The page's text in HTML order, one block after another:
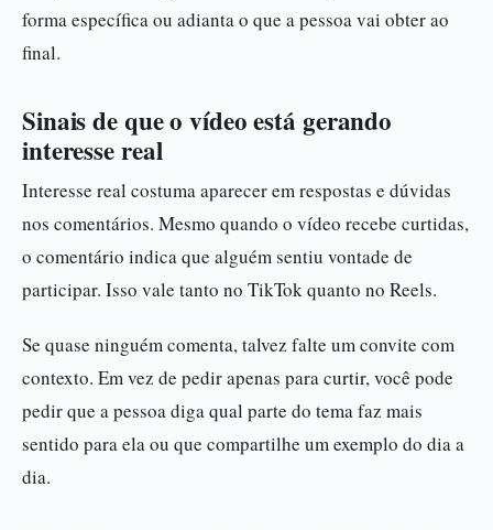
forma específica ou adianta o que a pessoa vai obter ao
final.
Sinais de que o vídeo está gerando
interesse real
Interesse real costuma aparecer em respostas e dúvidas
nos comentários. Mesmo quando o vídeo recebe curtidas,
o comentário indica que alguém sentiu vontade de
participar. Isso vale tanto no TikTok quanto no Reels.
Se quase ninguém comenta, talvez falte um convite com
contexto. Em vez de pedir apenas para curtir, você pode
pedir que a pessoa diga qual parte do tema faz mais
sentido para ela ou que compartilhe um exemplo do dia a
dia.